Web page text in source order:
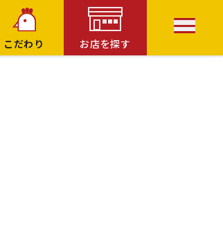
こだわり お店を探す